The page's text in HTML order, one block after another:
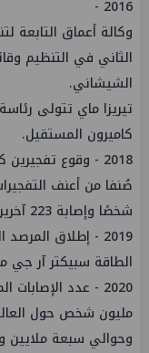
2016 -
وكالة أعماق التابعة
الثاني في التنظيم
الشيشاني.
تيريزا ماي تتولى
كاميرون المستقيل.
2018 - وقوع
شخصًا وإصابة 223 آخرين.
2019 - إطلاق
الطاقة سبيكتر آر جي
وحوالي سبعة ملايين و188 ألف حالة تماثلت للشفاء.